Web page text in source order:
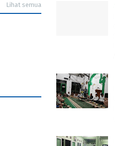
Lihat semua